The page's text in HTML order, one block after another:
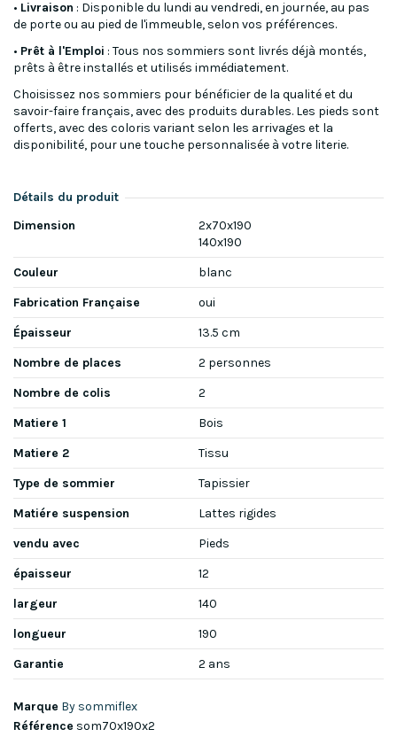
• Livraison : Disponible du lundi au vendredi, en journée, au pas
de porte ou au pied de l'immeuble, selon vos préférences.
• Prêt à l'Emploi : Tous nos sommiers sont livrés déjà montés,
prêts à être installés et utilisés immédiatement.
Choisissez nos sommiers pour bénéficier de la qualité et du
savoir-faire français, avec des produits durables. Les pieds sont
offerts, avec des coloris variant selon les arrivages et la
disponibilité, pour une touche personnalisée à votre literie.
Détails du produit
Dimension
2x70x190
140x190
Couleur
blanc
Fabrication Française
oui
Épaisseur
13.5 cm
Nombre de places
2 personnes
Nombre de colis
2
Matiere 1
Bois
Matiere 2
Tissu
Type de sommier
Tapissier
Matiére suspension
Lattes rigides
vendu avec
Pieds
épaisseur
12
largeur
140
longueur
190
Garantie
2 ans
Marque By sommiflex
Référence som70x190x2